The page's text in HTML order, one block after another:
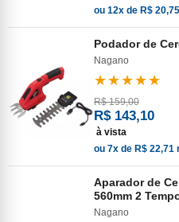
ou 12x de R$
Podador de
Nagano
★★★★★
R$ 159,00
R$ 143,10
à vista
ou 7x de R$ 22,71
Aparador de
560mm 2
Nagano